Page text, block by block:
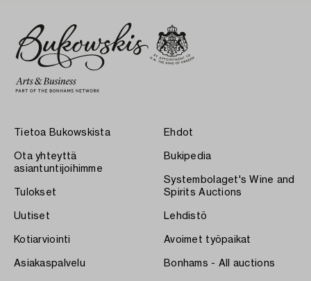
Tietoa Bukowskista
Ota yhteyttä
asiantuntijoihimme
Tulokset
Uutiset
Kotiarviointi
Asiakaspalvelu
Ehdot
Bukipedia
Systembolaget's Wine and
Spirits Auctions
Lehdistö
Avoimet työpaikat
Bonhams - All auctions